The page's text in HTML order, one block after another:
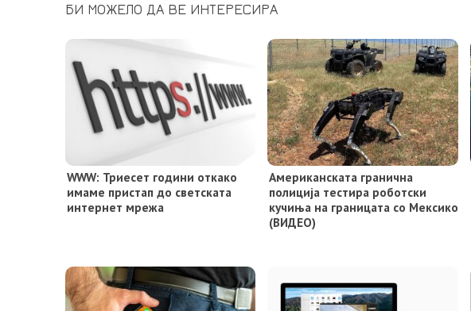
БИ МОЖЕЛО ДА ВЕ ИНТЕРЕСИРА
WWW: Триесет години откако
имаме пристап до светската
интернет мрежа
Американската гранична
полиција тестира роботски
кучиња на границата со Мексико
(ВИДЕО)